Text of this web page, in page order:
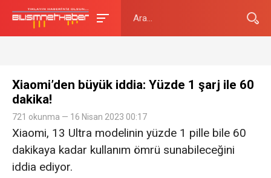
Xiaomi’den büyük iddia: Yüzde 1 şarj ile 60
dakika!
721 okunma — 16 Nisan 2023 00:17
Xiaomi, 13 Ultra modelinin yüzde 1 pille bile 60
dakikaya kadar kullanım ömrü sunabileceğini
iddia ediyor.